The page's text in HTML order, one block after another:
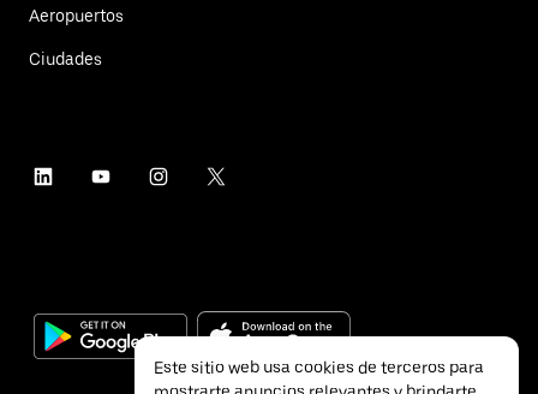
Aeropuertos
Ciudades
Este sitio web usa cookies de terceros para